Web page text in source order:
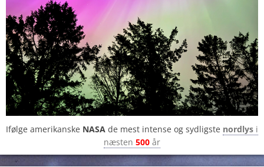
Ifølge amerikanske NASA de mest intense og sydligste nordlys i
næsten 500 år